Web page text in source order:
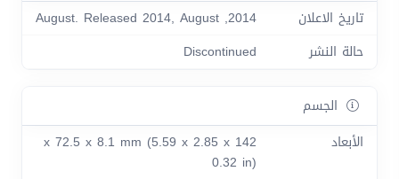
تاريخ الاعلان
2014, August. Released 2014, August
حالة النشر
Discontinued
الجسم
الأبعاد
142 x 72.5 x 8.1 mm (5.59 x 2.85 x
0.32 in)